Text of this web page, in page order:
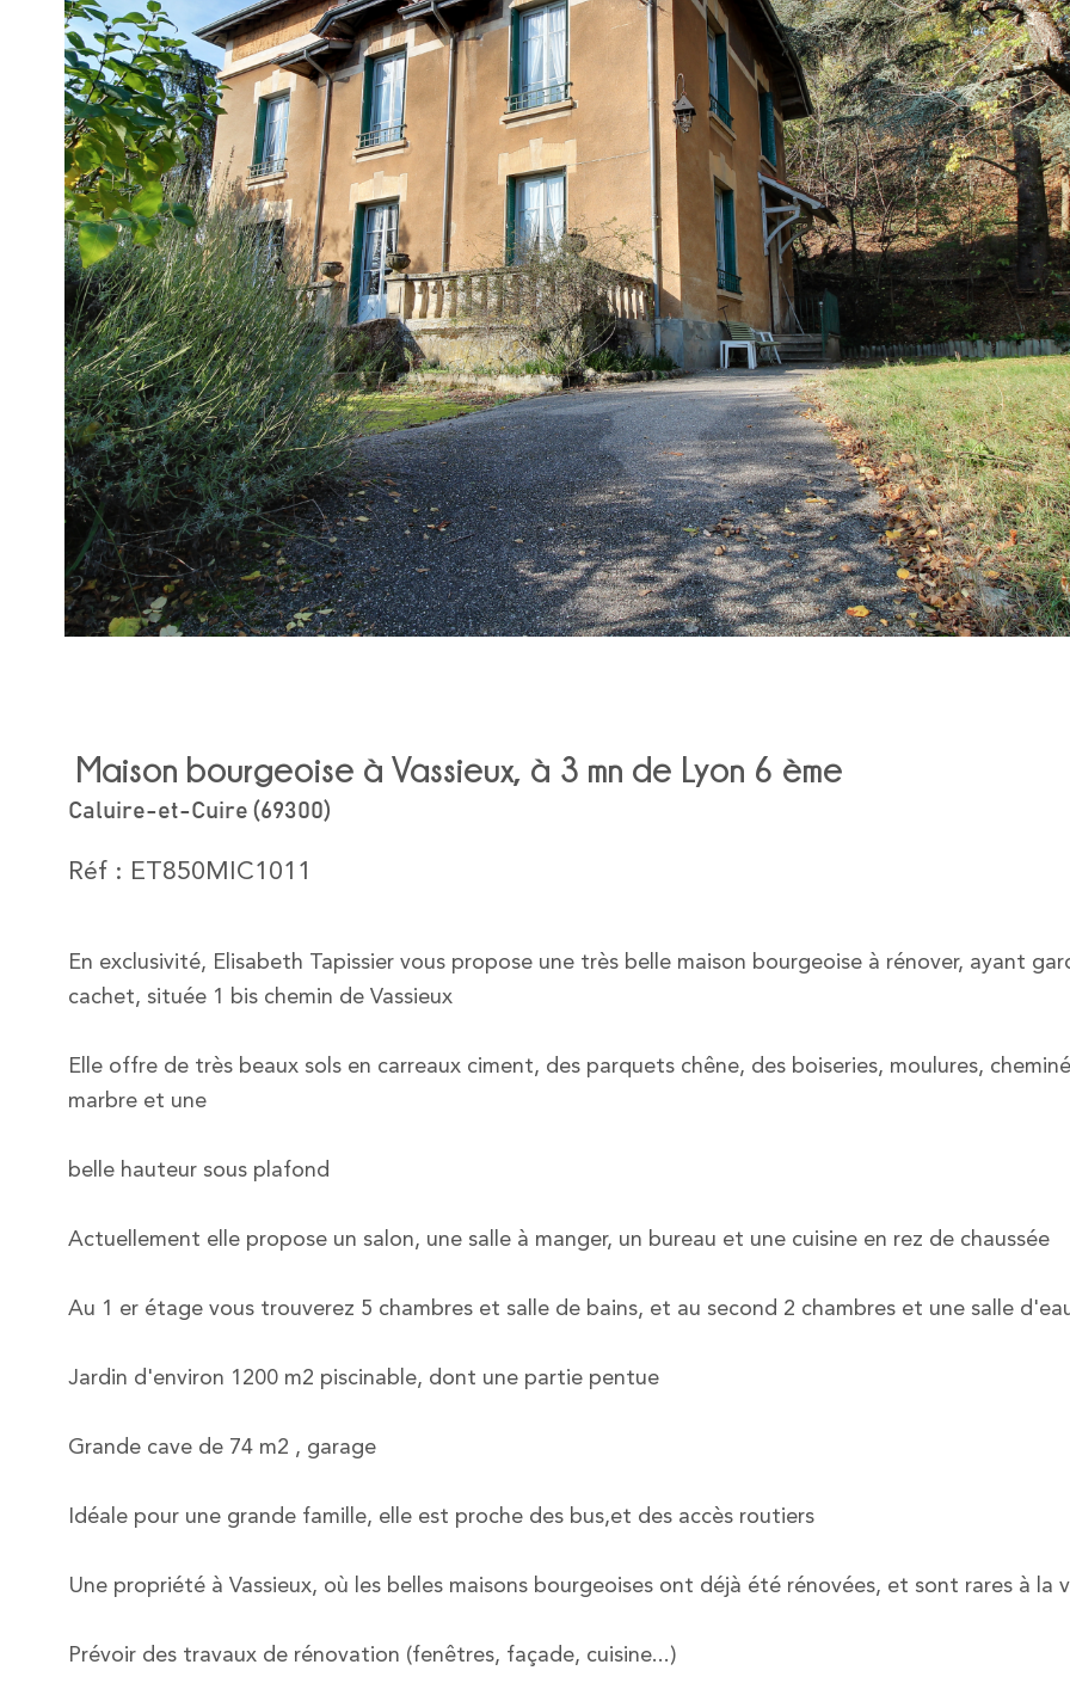
Maison bourgeoise à Vassieux, à 3 mn de Lyon 6 ème
Caluire-et-Cuire (69300)
Réf : ET850MIC1011
En exclusivité, Elisabeth Tapissier vous propose une très belle maison bourgeoise à rénover, ayant
cachet, située 1 bis chemin de Vassieux
Elle offre de très beaux sols en carreaux ciment, des parquets chêne, des boiseries, moulures,
marbre et une
belle hauteur sous plafond
Actuellement elle propose un salon, une salle à manger, un bureau et une cuisine en rez de chaussée
Au 1 er étage vous trouverez 5 chambres et salle de bains, et au second 2 chambres et une salle
Jardin d'environ 1200 m2 piscinable, dont une partie pentue
Grande cave de 74 m2 , garage
Idéale pour une grande famille, elle est proche des bus,et des accès routiers
Une propriété à Vassieux, où les belles maisons bourgeoises ont déjà été rénovées, et sont rares à la
Prévoir des travaux de rénovation (fenêtres, façade, cuisine...)